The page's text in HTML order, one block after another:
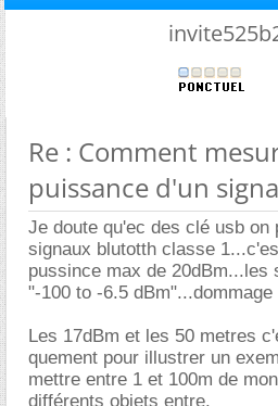
Re : Comment
puissance d'un
Je doute qu'ec des clé usb on
signaux blutotth classe
pussince max de 20dBm...les
"-100 to -6.5 dBm"...dommage
Les 17dBm et les 50 metres
quement pour illustrer un
mettre entre 1 et 100m de
différents objets entre.